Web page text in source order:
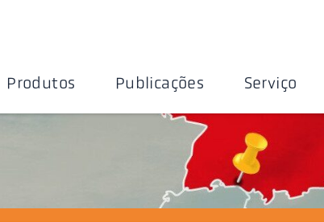
Produtos Publicações Serviço